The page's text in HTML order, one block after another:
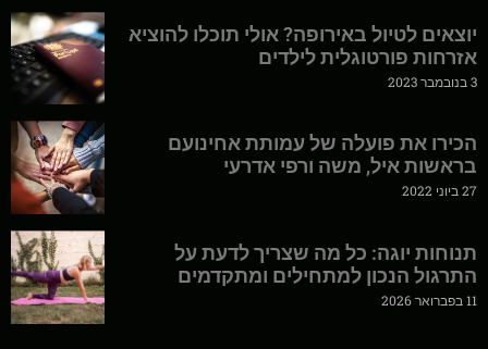
יוצאים לטיול באירופה? אולי תוכלו להוציא
אזרחות פורטוגלית לילדים
3 בנובמבר 2023
הכירו את פועלה של עמותת אחינועם
בראשות איל, משה ורפי אדרעי
27 ביוני 2022
תנוחות יוגה: כל מה שצריך לדעת על
התרגול הנכון למתחילים ומתקדמים
11 בפברואר 2026